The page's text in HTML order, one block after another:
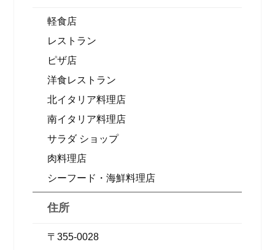
軽食店
レストラン
ピザ店
洋食レストラン
北イタリア料理店
南イタリア料理店
サラダ ショップ
肉料理店
シーフード・海鮮料理店
住所
〒355-0028